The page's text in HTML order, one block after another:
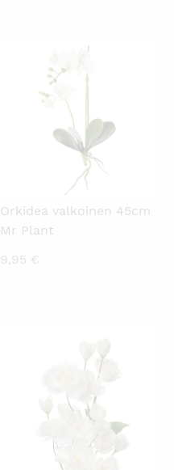
9,00 €.
Orkidea valkoinen 45cm
Mr Plant
9,95 €